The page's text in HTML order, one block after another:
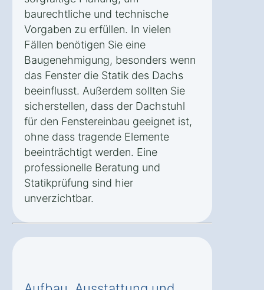
baurechtliche und technische
Vorgaben zu erfüllen. In vielen
Fällen benötigen Sie eine
Baugenehmigung, besonders wenn
das Fenster die Statik des Dachs
beeinflusst. Außerdem sollten Sie
sicherstellen, dass der Dachstuhl
für den Fenstereinbau geeignet ist,
ohne dass tragende Elemente
beeinträchtigt werden. Eine
professionelle Beratung und
Statikprüfung sind hier
unverzichtbar.